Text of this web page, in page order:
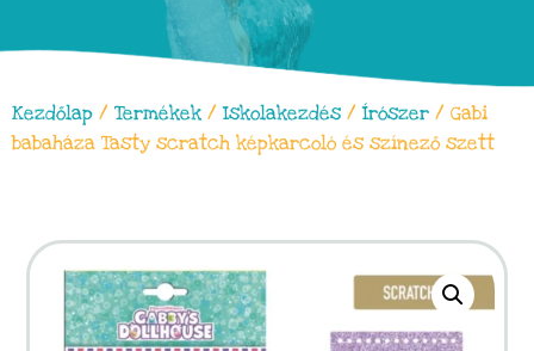
Kezdőlap / Termékek /Iskolakezdés /Írószer / Gabi
babaháza Tasty scratch képkarcoló és színező szett